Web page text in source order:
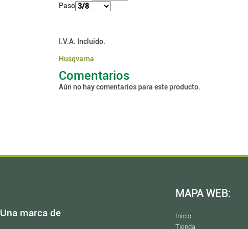
Paso
I.V.A. Incluido.
Husqvarna
Comentarios
Aún no hay comentarios para este producto.
Una marca de
MAPA WEB:
Inicio
Tienda